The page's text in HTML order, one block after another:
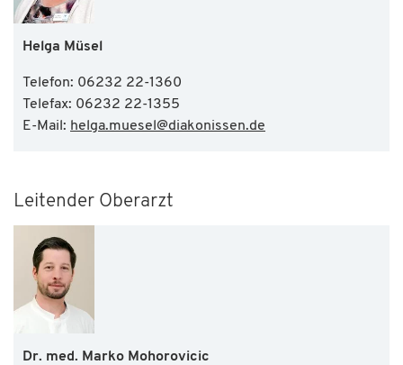
Helga Müsel
Telefon: 06232 22-1360
Telefax: 06232 22-1355
E-Mail: helga.muesel @diakonissen.de
Leitender Oberarzt
Dr. med. Marko Mohorovicic